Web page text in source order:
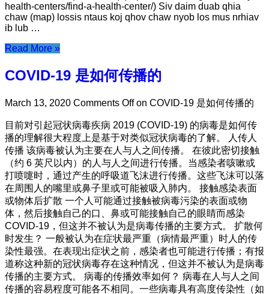
health-centers/find-a-health-center/) Siv daim duab qhia
chaw (map) lossis ntaus koj qhov chaw nyob los mus nrhiav
ib lub …
Read More »
COVID-19 是如何传播的
March 13, 2020 Comments Offon COVID-19 是如何传播的
目前对引起冠状病毒疾病 2019 (COVID-19) 的病毒是如何传
播的理解很大程度上是基于对类似冠状病毒的了解。 人传人
传播 该病毒被认为主要在人与人之间传播。 在彼此密切接触
（约 6 英尺以内）的人与人之间进行传播。当感染者咳嗽或
打喷嚏时，通过产生的呼吸道飞沫进行传播。这些飞沫可以落
在周围人的嘴里或鼻子里或可能被吸入肺内。 接触感染表面
或物体后扩散 一个人可能通过接触被病毒污染的表面或物
体，然后接触自己的口、鼻或可能接触自己的眼睛而感染
COVID-19，但这并不被认为是病毒传播的主要方式。 扩散何
时发生？ 一般被认为在症状最严重（病情最严重）时人的传
染性最强。在表现出症状之前，感染者也可能进行传播；有报
道称这种新的冠状病毒存在这种情况，但这并不被认为是病毒
传播的主要方式。 病毒的传播效率如何？ 病毒在人与人之间
传播的容易程度可能各不相同。一些病毒具有高度传染性（如